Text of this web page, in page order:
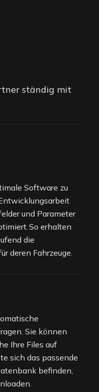
ständig mit
Software zu
und Parameter
So erhalten
die
deren Fahrzeuge.
Sie können
Ihre Files auf
sich das passende
befinden,